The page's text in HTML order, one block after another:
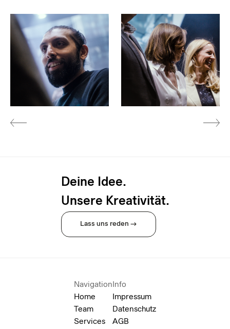
Deine Idee.
Unsere Kreativität.
Lass uns reden →
Navigation
Home
Team
Services
Info
Impressum
Datenschutz
AGB